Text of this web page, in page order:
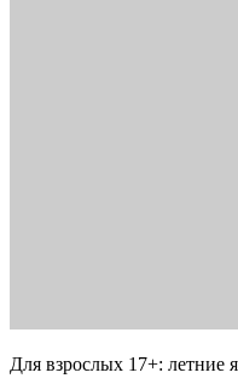
Для взрослых 17+: летние